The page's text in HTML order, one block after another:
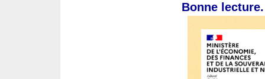
Bonne lecture.